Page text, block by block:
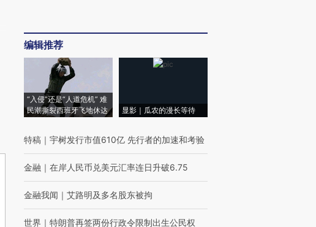
编辑推荐
“入侵”还是“人道危机” 难
民潮撕裂西班牙飞地休达
显影｜瓜农的漫长等待
特稿 ｜ 宇树发行市值610亿 先行者的加速和考验
金融 ｜ 在岸人民币兑美元汇率连日升破6.75
金融我闻 ｜ 艾路明及多名股东被拘
世界 ｜ 特朗普再签两份行政令限制出生公民权